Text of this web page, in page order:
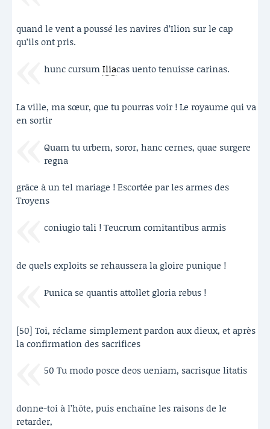
quand le vent a poussé les navires d’Ilion sur le cap
qu’ils ont pris.
hunc cursumIliacas uento tenuisse carinas.
La ville, ma sœur, que tu pourras voir ! Le royaume qui va
en sortir
Quam tu urbem, soror, hanc cernes, quae surgere
regna
grâce à un tel mariage ! Escortée par les armes des
Troyens
coniugio tali ! Teucrum comitantibus armis
de quels exploits se rehaussera la gloire punique !
Punica se quantis attollet gloria rebus !
[50] Toi, réclame simplement pardon aux dieux, et après
la confirmation des sacrifices
50 Tu modo posce deos ueniam, sacrisque litatis
donne-toi à l’hôte, puis enchaîne les raisons de le
retarder,